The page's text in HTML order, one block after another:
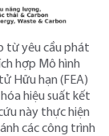
từ yêu cầu phát
hợp Mô hình
Hữu hạn (FEA)
hiệu suất kết
này thực hiện
các công trình